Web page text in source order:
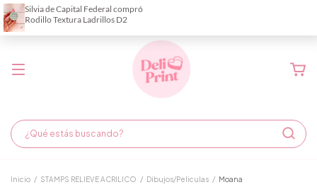
Demora de fabricación hasta 6 días hábiles
Inicio / STAMPS RELIEVE ACRILICO / Dibujos/Peliculas / Moana